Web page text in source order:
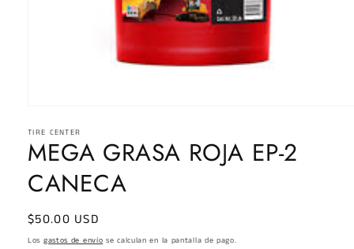
multimedia
1
en
ventana
modal
TIRE CENTER
MEGA GRASA ROJA EP-2
CANECA
Precio
habitual
$50.00 USD
Los gastos de envío se calculan en la pantalla de pago.